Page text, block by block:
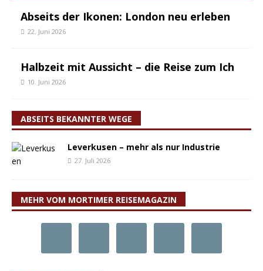
Abseits der Ikonen: London neu erleben
22. Juni 2026
Halbzeit mit Aussicht – die Reise zum Ich
10. Juni 2026
ABSEITS BEKANNTER WEGE
Leverkusen – mehr als nur Industrie
27. Juli 2026
MEHR VOM MORTIMER REISEMAGAZIN